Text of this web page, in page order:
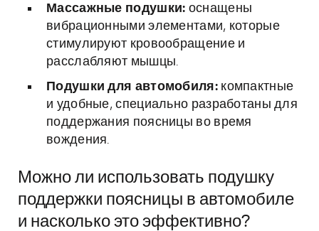
Массажные подушки: оснащены
вибрационными элементами, которые
стимулируют кровообращение и
расслабляют мышцы.
Подушки для автомобиля:компактные
и удобные, специально разработаны для
поддержания поясницы во время
вождения.
Можно ли использовать подушку
поддержки поясницы в автомобиле
и насколько это эффективно?